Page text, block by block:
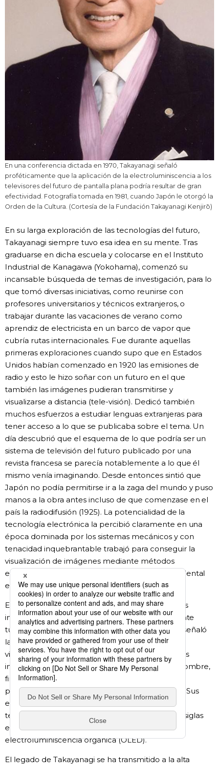
En una conferencia dictada en 1970, Takayanagi señaló
proféticamente que la aplicación de la electroluminiscencia a los
televisores del futuro de pantalla plana podría resultar de gran
efectividad. Fotografía tomada en 1981, cuando Japón le otorgó la
Orden de la Cultura. (Cortesía de la Fundación Takayanagi Kenjirō)
En su larga exploración de las tecnologías del futuro,
Takayanagi siempre tuvo esa idea en su mente. Tras
graduarse en dicha escuela y colocarse en el Instituto
Industrial de Kanagawa (Yokohama), comenzó su
incansable búsqueda de temas de investigación, para lo
que tomó diversas iniciativas, como reunirse con
profesores universitarios y técnicos extranjeros, o
trabajar durante las vacaciones de verano como
aprendiz de electricista en un barco de vapor que
cubría rutas internacionales. Fue durante aquellas
primeras exploraciones cuando supo que en Estados
Unidos habían comenzado en 1920 las emisiones de
radio y esto le hizo soñar con un futuro en el que
también las imágenes pudieran transmitirse y
visualizarse a distancia (tele-visión). Dedicó también
muchos esfuerzos a estudiar lenguas extranjeras para
tener acceso a lo que se publicaba sobre el tema. Un
día descubrió que el esquema de lo que podría ser un
sistema de televisión del futuro publicado por una
revista francesa se parecía notablemente a lo que él
mismo venía imaginando. Desde entonces sintió que
Japón no podía permitirse ir a la zaga del mundo y puso
manos a la obra antes incluso de que comenzase en el
país la radiodifusión (1925). La potencialidad de la
tecnología electrónica la percibió claramente en una
época dominada por los sistemas mecánicos y con
tenacidad inquebrantable trabajó para conseguir la
visualización de imágenes mediante métodos
electrónicos, con que marcó un avance trascendental
en la historia de la tecnología televisiva.
En su última etapa, consciente de las limitaciones
inherentes a los sistemas de visualización mediante
tubos de Braun que él mismo había impulsado, señaló
la necesidad de dar vía a nuevos sistemas de
visualización electrónicos. Apoyando a los jóvenes
investigadores desde la fundación que lleva su nombre,
financiada con los ingresos que le reportaron sus
patentes, los animó a superar sus propios logros. Sus
esfuerzos condujeron al desarrollo de nuevas
tecnologías como el cristal líquido (LCD, por sus siglas
en inglés), de amplio uso hoy en día, o la
electroluminiscencia orgánica (OLED).
El legado de Takayanagi se ha transmitido a la alta